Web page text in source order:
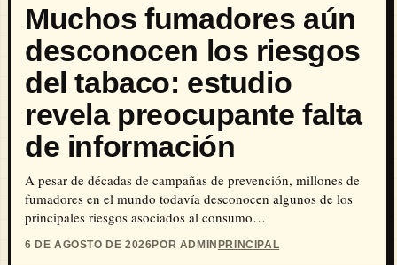
Muchos fumadores aún
desconocen los riesgos
del tabaco: estudio
revela preocupante falta
de información
A pesar de décadas de campañas de prevención, millones de
fumadores en el mundo todavía desconocen algunos de los
principales riesgos asociados al consumo…
6 DE AGOSTO DE 2026POR ADMINPRINCIPAL